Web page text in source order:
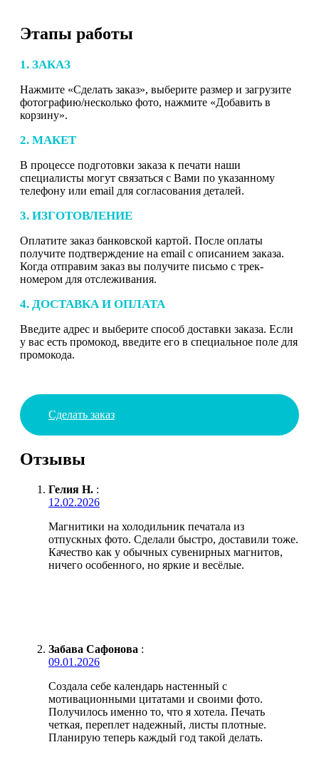
Этапы работы
1. ЗАКАЗ
Нажмите «Сделать заказ», выберите размер и загрузите
фотографию/несколько фото, нажмите «Добавить в
корзину».
2. МАКЕТ
В процессе подготовки заказа к печати наши
специалисты могут связаться с Вами по указанному
телефону или email для согласования деталей.
3. ИЗГОТОВЛЕНИЕ
Оплатите заказ банковской картой. После оплаты
получите подтверждение на email с описанием заказа.
Когда отправим заказ вы получите письмо с трек-
номером для отслеживания.
4. ДОСТАВКА И ОПЛАТА
Введите адрес и выберите способ доставки заказа. Если
у вас есть промокод, введите его в специальное поле для
промокода.
Сделать заказ
Отзывы
Гелия Н. :
12.02.2026
Магнитики на холодильник печатала из
отпускных фото. Сделали быстро, доставили тоже.
Качество как у обычных сувенирных магнитов,
ничего особенного, но яркие и весёлые.
Забава Сафонова :
09.01.2026
Создала себе календарь настенный с
мотивационными цитатами и своими фото.
Получилось именно то, что я хотела. Печать
четкая, переплет надежный, листы плотные.
Планирую теперь каждый год такой делать.